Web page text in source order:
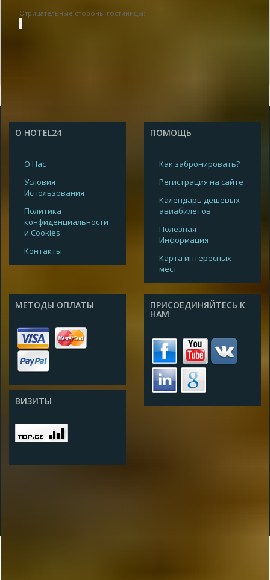
Отрицательные стороны гостиницы:
О HOTEL24
О Нас
Условия
Использования
Политика
конфиденциальности
и Cookies
Контакты
ПОМОЩЬ
Как забронировать?
Регистрация на сайте
Календарь дешёвых
авиабилетов
Полезная
Информация
Карта интересных
мест
МЕТОДЫ ОПЛАТЫ
ВИЗИТЫ
ПРИСОЕДИНЯЙТЕСЬ К
НАМ